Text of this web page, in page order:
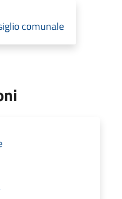
comunale